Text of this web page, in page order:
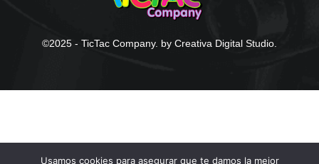
©2025 - TicTac Company. by Creativa Digital Studio.
Usamos cookies para asegurar que te damos la mejor